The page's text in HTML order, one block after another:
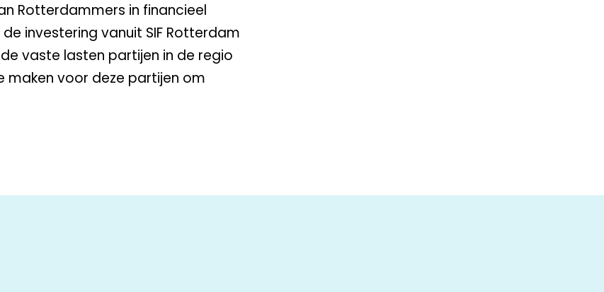
Rotterdammers in financieel
investering vanuit SIF Rotterdam
vaste lasten partijen in de regio
maken voor deze partijen om